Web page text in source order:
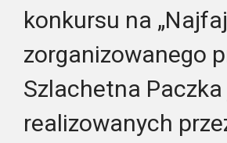
konkursu na
zorganizowanego
Szlachetna
realizowanych